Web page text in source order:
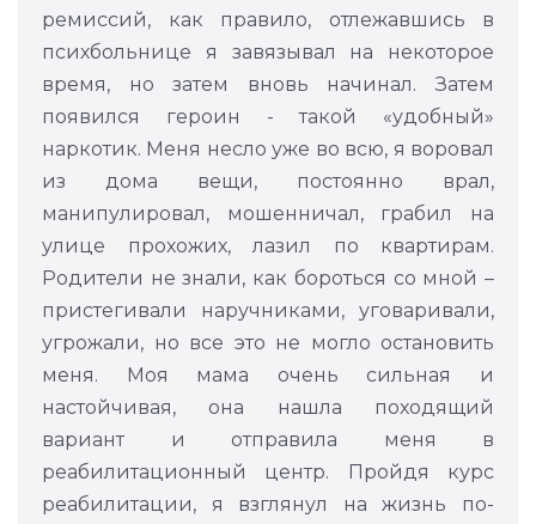
ремиссий, как правило, отлежавшись в
психбольнице я завязывал на некоторое
время, но затем вновь начинал. Затем
появился героин - такой «удобный»
наркотик. Меня несло уже во всю, я воровал
из дома вещи, постоянно врал,
манипулировал, мошенничал, грабил на
улице прохожих, лазил по квартирам.
Родители не знали, как бороться со мной –
пристегивали наручниками, уговаривали,
угрожали, но все это не могло остановить
меня. Моя мама очень сильная и
настойчивая, она нашла походящий
вариант и отправила меня в
реабилитационный центр. Пройдя курс
реабилитации, я взглянул на жизнь по-